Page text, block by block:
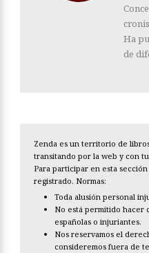
Ha
de
Zenda es un territorio de
transitando por la web y con
Para participar en esta
registrado. Normas:
Toda alusión personal
No está permitido hacer
españolas o injuriantes.
Nos reservamos el
consideremos fuera de